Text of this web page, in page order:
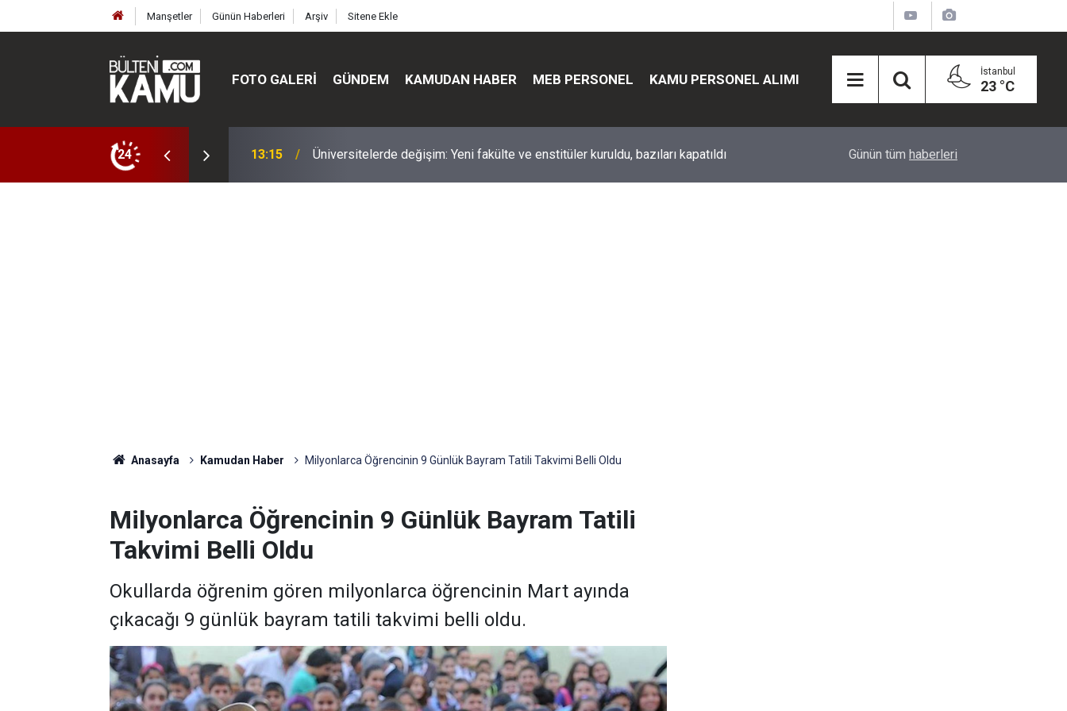
Manşetler Günün Haberleri Arşiv Sitene Ekle
FOTO GALERI GÜNDEM KAMUDAN HABER MEB PERSONEL KAMU PERSONEL ALIMI İstanbul
23 °C
24
ve enstitüler kuruldu, bazıları kapatıldı 13:00 MEB’de üst düzey değişim: Genel müdürler değişti, yeni isimler atandı Eğiti Bir Sen'den Kadınlar İçin Olay Teklif:
Günün tüm haberleri
Anasayfa Kamudan Haber Milyonlarca Öğrencinin 9 Günlük Bayram Tatili Takvimi Belli Oldu
Milyonlarca Öğrencinin 9 Günlük Bayram Tatili
Takvimi Belli Oldu
Okullarda öğrenim gören milyonlarca öğrencinin Mart ayında
çıkacağı 9 günlük bayram tatili takvimi belli oldu.